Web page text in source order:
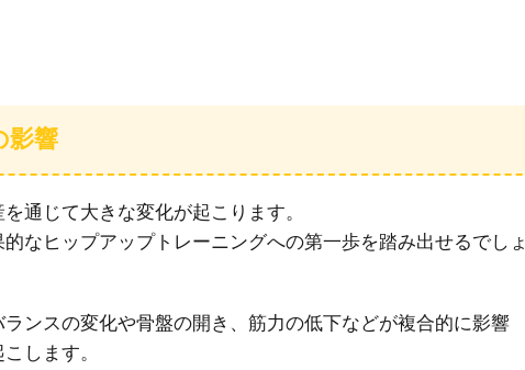
影響
通じて大きな変化が起こります。
なヒップアップトレーニングへの第一歩を踏み出せるでしょ
ンスの変化や骨盤の開き、筋力の低下などが複合的に影響
します。